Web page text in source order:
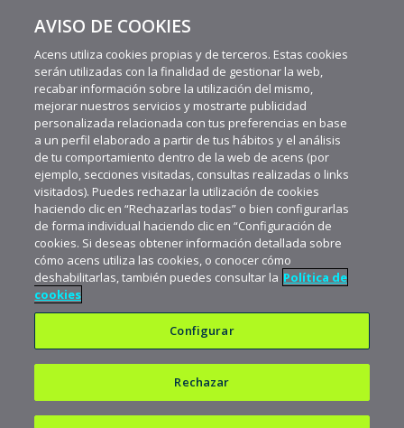
Aviso legal
Copyright © 1997-2026 acens Technologies, S.L.U.
AVISO DE COOKIES
Acens utiliza cookies propias y de terceros. Estas cookies
serán utilizadas con la finalidad de gestionar la web,
recabar información sobre la utilización del mismo,
mejorar nuestros servicios y mostrarte publicidad
personalizada relacionada con tus preferencias en base
a un perfil elaborado a partir de tus hábitos y el análisis
de tu comportamiento dentro de la web de acens (por
ejemplo, secciones visitadas, consultas realizadas o links
visitados). Puedes rechazar la utilización de cookies
haciendo clic en “Rechazarlas todas” o bien configurarlas
de forma individual haciendo clic en “Configuración de
cookies. Si deseas obtener información detallada sobre
cómo acens utiliza las cookies, o conocer cómo
deshabilitarlas, también puedes consultar la Política de
cookies
Configurar
Rechazar